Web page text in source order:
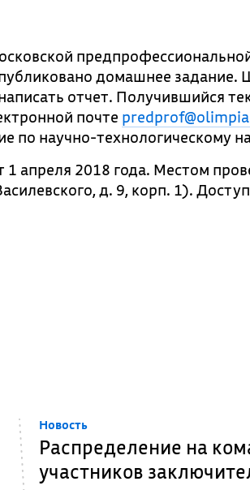
домашнее задание.
отчет. Получившийся
почте
по научно-технологическому
апреля 2018 года. Местом
д. 9, корп. 1).
Новость
Распределение на
участников